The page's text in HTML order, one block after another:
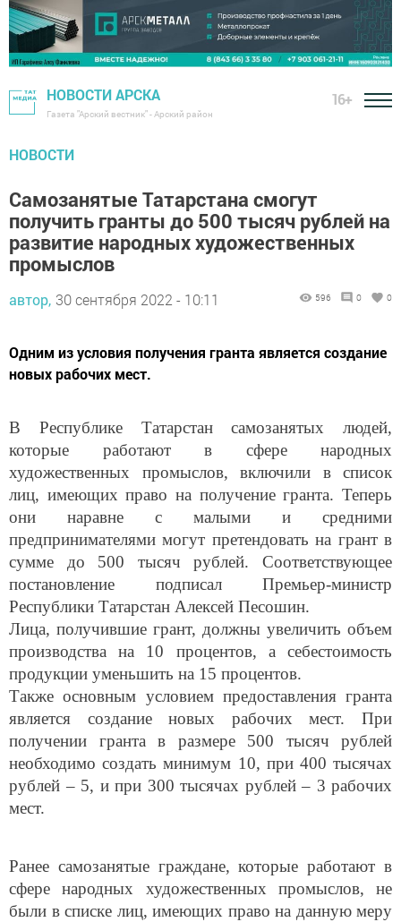
НОВОСТИ АРСКА
Газета "Арский вестник" - Арский район
16+
НОВОСТИ
Самозанятые Татарстана смогут
получить гранты до 500 тысяч рублей на
развитие народных художественных
промыслов
автор, 30 сентября 2022 - 10:11 596 0 0
Одним из условия получения гранта является создание
новых рабочих мест.
В Республике Татарстан самозанятых людей,
которые работают в сфере народных
художественных промыслов, включили в список
лиц, имеющих право на получение гранта. Теперь
они наравне с малыми и средними
предпринимателями могут претендовать на грант в
сумме до 500 тысяч рублей. Соответствующее
постановление подписал Премьер-министр
Республики Татарстан Алексей Песошин.
Лица, получившие грант, должны увеличить объем
производства на 10 процентов, а себестоимость
продукции уменьшить на 15 процентов.
Также основным условием предоставления гранта
является создание новых рабочих мест. При
получении гранта в размере 500 тысяч рублей
необходимо создать минимум 10, при 400 тысячах
рублей – 5, и при 300 тысячах рублей – 3 рабочих
мест.
Ранее самозанятые граждане, которые работают в
сфере народных художественных промыслов, не
были в списке лиц, имеющих право на данную меру